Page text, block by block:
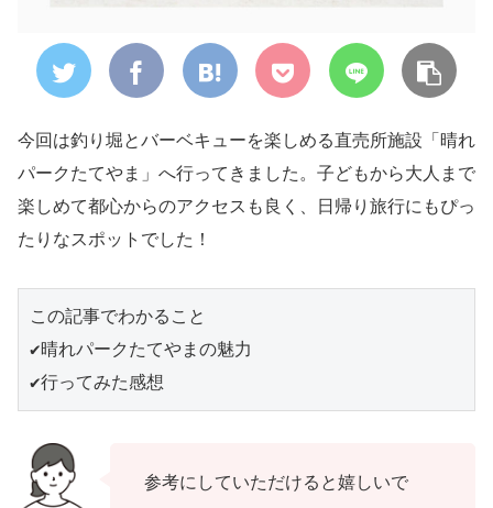
今回は釣り堀とバーベキューを楽しめる直売所施設「晴れ
パークたてやま」へ行ってきました。子どもから大人まで
楽しめて都心からのアクセスも良く、日帰り旅行にもぴっ
たりなスポットでした！
この記事でわかること
✔️晴れパークたてやまの魅力
✔️行ってみた感想
参考にしていただけると嬉しいで